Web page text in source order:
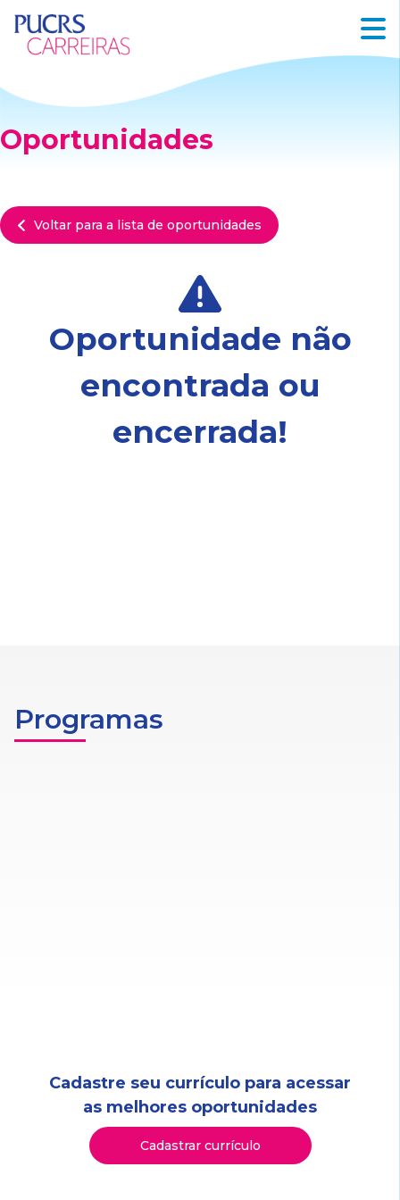
Oportunidades
Voltar para a lista de oportunidades
Oportunidade não
encontrada ou
encerrada!
Programas
Cadastre seu currículo para acessar
as melhores oportunidades
Cadastrar currículo